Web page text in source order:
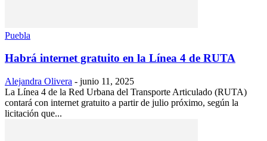
Puebla
Habrá internet gratuito en la Línea 4 de RUTA
Alejandra Olivera - junio 11, 2025
La Línea 4 de la Red Urbana del Transporte Articulado (RUTA)
contará con internet gratuito a partir de julio próximo, según la
licitación que...